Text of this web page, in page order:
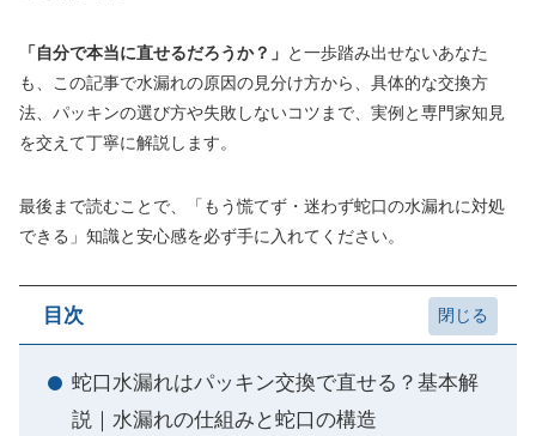
「自分で本当に直せるだろうか？」 と一歩踏み出せないあなた
も、この記事で水漏れの原因の見分け方から、具体的な交換方
法、パッキンの選び方や失敗しないコツまで、実例と専門家知見
を交えて丁寧に解説します。
最後まで読むことで、「もう慌てず・迷わず蛇口の水漏れに対処
できる」知識と安心感を必ず手に入れてください。
目次
蛇口水漏れはパッキン交換で直せる？基本解
説｜水漏れの仕組みと蛇口の構造